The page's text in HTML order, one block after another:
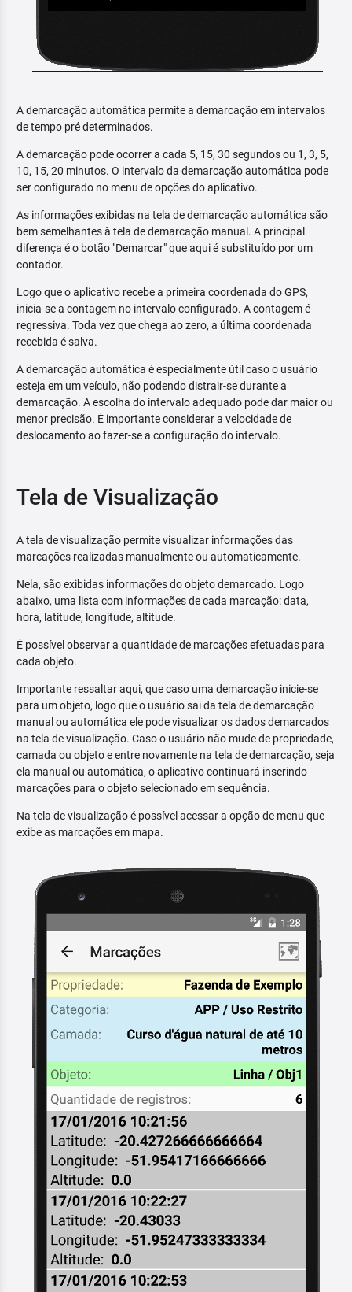
A demarcação automática permite a demarcação em intervalos
de tempo pré determinados.
A demarcação pode ocorrer a cada 5, 15, 30 segundos ou 1, 3, 5,
10, 15, 20 minutos. O intervalo da demarcação automática pode
ser configurado no menu de opções do aplicativo.
As informações exibidas na tela de demarcação automática são
bem semelhantes à tela de demarcação manual. A principal
diferença é o botão "Demarcar" que aqui é substituído por um
contador.
Logo que o aplicativo recebe a primeira coordenada do GPS,
inicia-se a contagem no intervalo configurado. A contagem é
regressiva. Toda vez que chega ao zero, a última coordenada
recebida é salva.
A demarcação automática é especialmente útil caso o usuário
esteja em um veículo, não podendo distrair-se durante a
demarcação. A escolha do intervalo adequado pode dar maior ou
menor precisão. É importante considerar a velocidade de
deslocamento ao fazer-se a configuração do intervalo.
Tela de Visualização
A tela de visualização permite visualizar informações das
marcações realizadas manualmente ou automaticamente.
Nela, são exibidas informações do objeto demarcado. Logo
abaixo, uma lista com informações de cada marcação: data,
hora, latitude, longitude, altitude.
É possível observar a quantidade de marcações efetuadas para
cada objeto.
Importante ressaltar aqui, que caso uma demarcação inicie-se
para um objeto, logo que o usuário sai da tela de demarcação
manual ou automática ele pode visualizar os dados demarcados
na tela de visualização. Caso o usuário não mude de propriedade,
camada ou objeto e entre novamente na tela de demarcação, seja
ela manual ou automática, o aplicativo continuará inserindo
marcações para o objeto selecionado em sequência.
Na tela de visualização é possível acessar a opção de menu que
exibe as marcações em mapa.